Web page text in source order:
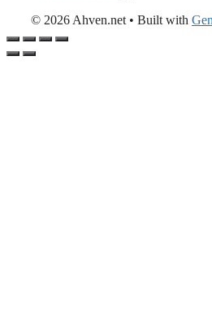
© 2026 Ahven.net • Built with